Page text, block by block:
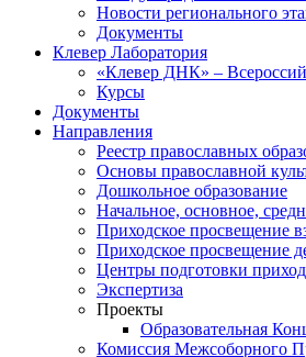
Новости регионального
Документы
Клевер Лаборатория
«Клевер ДНК» –
Курсы
Документы
Направления
Реестр православных
Основы православной
Дошкольное образование
Начальное, основное,
Приходское просвещение
Приходское просвещение
Центры подготовки
Экспертиза
Проекты
Образовательная
Комиссия Межсоборного